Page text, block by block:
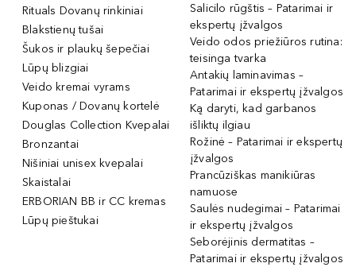
Rituals Dovanų rinkiniai
Blakstienų tušai
Šukos ir plaukų šepečiai
Lūpų blizgiai
Veido kremai vyrams
Kuponas / Dovanų kortelė
Douglas Collection Kvepalai
Bronzantai
Nišiniai unisex kvepalai
Skaistalai
ERBORIAN BB ir CC kremas
Lūpų pieštukai
Salicilo rūgštis – Patarimai ir
ekspertų įžvalgos
Veido odos priežiūros rutina:
teisinga tvarka
Antakių laminavimas –
Patarimai ir ekspertų įžvalgos
Ką daryti, kad garbanos
išliktų ilgiau
Rožinė – Patarimai ir ekspertų
įžvalgos
Prancūziškas manikiūras
namuose
Saulės nudegimai – Patarimai
ir ekspertų įžvalgos
Seborėjinis dermatitas –
Patarimai ir ekspertų įžvalgos